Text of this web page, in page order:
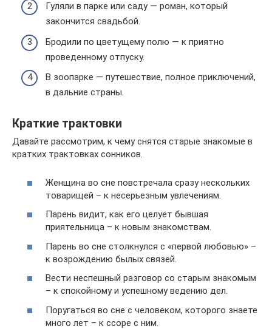
Гуляли в парке или саду — роман, который
закончится свадьбой.
Бродили по цветущему полю — к приятно
проведенному отпуску.
В зоопарке — путешествие, полное приключений,
в дальние страны.
Краткие трактовки
Давайте рассмотрим, к чему снятся старые знакомые в
кратких трактовках сонников.
Женщина во сне повстречала сразу нескольких
товарищей – к несерьезным увлечениям.
Парень видит, как его целует бывшая
приятельница – к новым знакомствам.
Парень во сне столкнулся с «первой любовью» –
к возрождению былых связей.
Вести неспешный разговор со старым знакомым
– к спокойному и успешному ведению дел.
Поругаться во сне с человеком, которого знаете
много лет – к ссоре с ним.